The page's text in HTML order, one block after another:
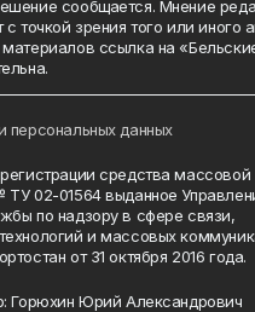
сообщается. Мнение
точкой зрения того или иного
ссылка на
персональных данных
средства массовой
02-01564 выданное
по надзору в сфере связи,
и массовых
от 31 октября 2016 года.
Горюхин Юрий Александрович